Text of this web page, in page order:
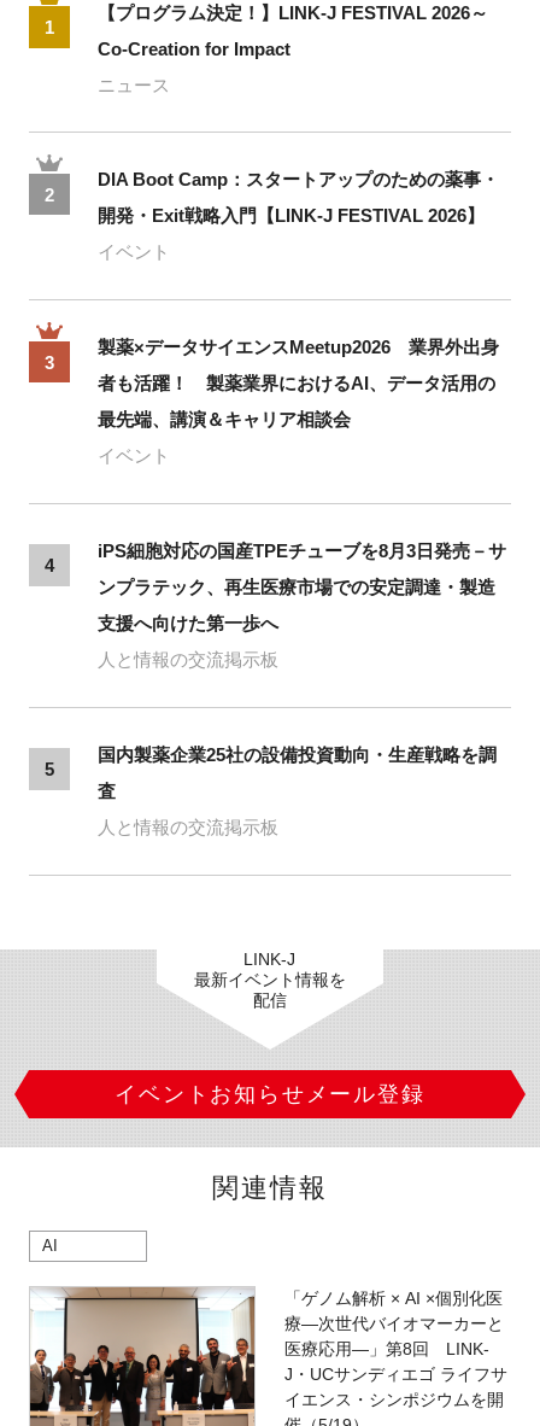
1
【プログラム決定！】LINK-J FESTIVAL 2026～
Co-Creation for Impact
ニュース
2
DIA Boot Camp：スタートアップのための薬事・
開発・Exit戦略入門【LINK-J FESTIVAL 2026】
イベント
3
製薬×データサイエンスMeetup2026 業界外出身
者も活躍！ 製薬業界におけるAI、データ活用の
最先端、講演＆キャリア相談会
イベント
4
iPS細胞対応の国産TPEチューブを8月3日発売－サ
ンプラテック、再生医療市場での安定調達・製造
支援へ向けた第一歩へ
人と情報の交流掲示板
5
国内製薬企業25社の設備投資動向・生産戦略を調
査
人と情報の交流掲示板
LINK-J
最新イベント情報を
配信
イベントお知らせメール登録
関連情報
AI
「ゲノム解析 × AI ×個別化医
療―次世代バイオマーカーと
医療応用―」第8回 LINK-
J・UCサンディエゴ ライフサ
イエンス・シンポジウムを開